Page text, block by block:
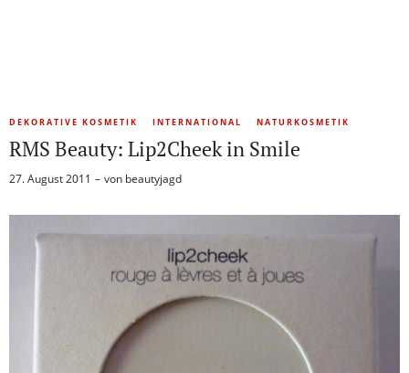
DEKORATIVE KOSMETIK INTERNATIONAL NATURKOSMETIK
RMS Beauty: Lip2Cheek in Smile
27. August 2011 von beautyjagd